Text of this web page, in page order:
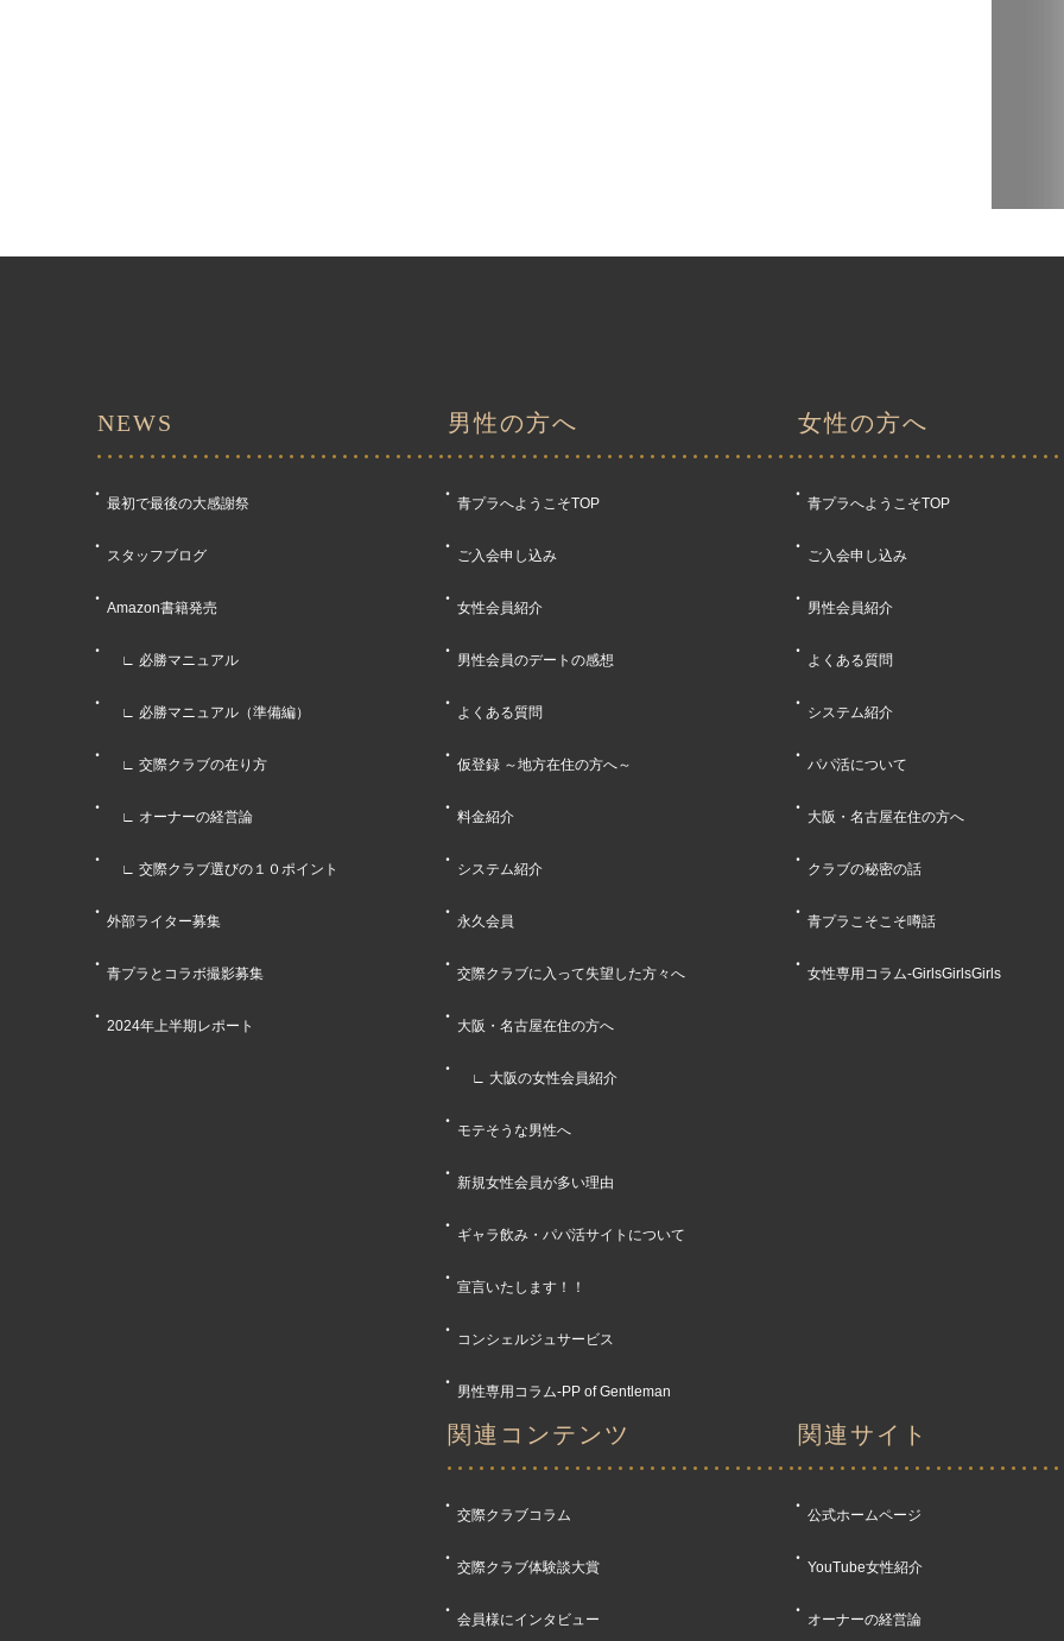
NEWS
最初で最後の大感謝祭
スタッフブログ
Amazon書籍発売
∟ 必勝マニュアル
∟ 必勝マニュアル（準備編）
∟ 交際クラブの在り方
∟ オーナーの経営論
∟ 交際クラブ選びの１０ポイント
外部ライター募集
青プラとコラボ撮影募集
2024年上半期レポート
男性の方へ
青プラへようこそTOP
ご入会申し込み
女性会員紹介
男性会員のデートの感想
よくある質問
仮登録 ～地方在住の方へ～
料金紹介
システム紹介
永久会員
交際クラブに入って失望した方々へ
大阪・名古屋在住の方へ
∟ 大阪の女性会員紹介
モテそうな男性へ
新規女性会員が多い理由
ギャラ飲み・パパ活サイトについて
宣言いたします！！
コンシェルジュサービス
男性専用コラム-PP of Gentleman
女性の方へ
青プラへようこそTOP
ご入会申し込み
男性会員紹介
よくある質問
システム紹介
パパ活について
大阪・名古屋在住の方へ
クラブの秘密の話
青プラこそこそ噂話
女性専用コラム-GirlsGirlsGirls
関連コンテンツ
交際クラブコラム
交際クラブ体験談大賞
会員様にインタビュー
関連サイト
公式ホームページ
YouTube女性紹介
オーナーの経営論